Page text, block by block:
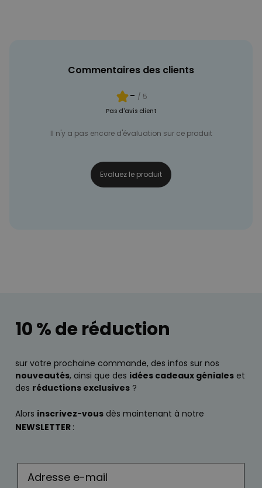
Commentaires des clients
- / 5
Pas d'avis client
Il n'y a pas encore d'évaluation sur ce produit
Evaluez le produit
10 % de réduction
sur votre prochaine commande, des infos sur nos
nouveautés, ainsi que des idées cadeaux géniales et
des réductions exclusives ?
Alors inscrivez-vous dès maintenant à notre
NEWSLETTER :